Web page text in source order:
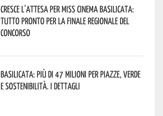
Cresce l’attesa per Miss Cinema Basilicata:
tutto pronto per la finale regionale del
concorso
Basilicata: più di 47 milioni per piazze, verde
e sostenibilità. I dettagli